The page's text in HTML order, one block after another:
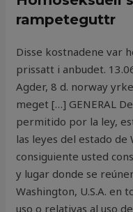
rampeteguttr
Disse kostnadene var
prissatt i anbudet.
Agder, 8 d. norway
meget […] GENERAL
permitido por la ley,
las leyes del estado de
consiguiente usted
y lugar donde se
Washington, U.S.A. en
uso o relativas al uso